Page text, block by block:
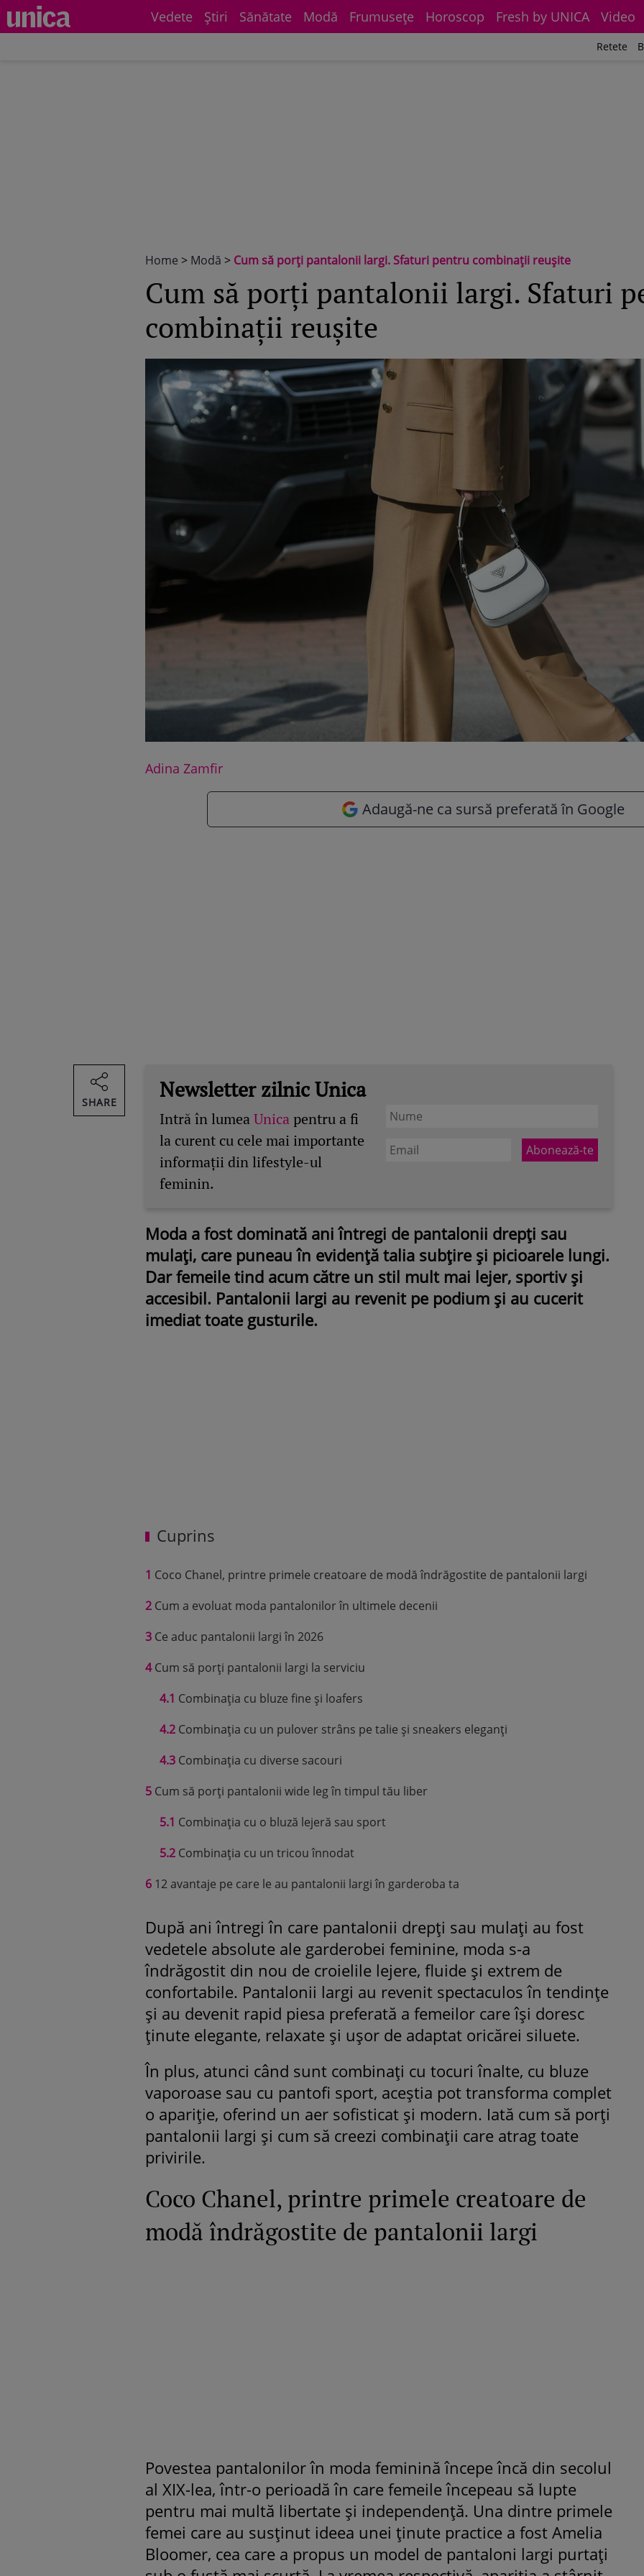
Vedete Știri Sănătate Modă Frumuseţe Horoscop Fresh by UNICA Video
Retete
Home > Modă > Cum să porţi pantalonii largi. Sfaturi pentru combinaţii reuşite
Cum să porţi pantalonii largi. Sfaturi
combinaţii reuşite
Adina Zamfir
Adaugă-ne ca sursă preferată în Google
Newsletter zilnic Unica
Intră în lumeaUnica pentru a fi
la curent cu cele mai importante
informații din lifestyle-ul
feminin.
Moda a fost dominată ani întregi de pantalonii drepți sau
mulați, care puneau în evidență talia subțire și picioarele lungi.
Dar femeile tind acum către un stil mult mai lejer, sportiv și
accesibil. Pantalonii largi au revenit pe podium și au cucerit
imediat toate gusturile.
Cuprins
1 Coco Chanel, printre primele creatoare de modă îndrăgostite de pantalonii largi
2 Cum a evoluat moda pantalonilor în ultimele decenii
3 Ce aduc pantalonii largi în 2026
4Cum să porți pantalonii largi la serviciu
4.1 Combinația cu bluze fine și loafers
4.2 Combinația cu un pulover strâns pe talie și sneakers eleganți
4.3 Combinația cu diverse sacouri
5 Cum să porți pantalonii wide leg în timpul tău liber
5.1 Combinația cu o bluză lejeră sau sport
5.2 Combinația cu un tricou înnodat
6 12 avantaje pe care le au pantalonii largi în garderoba ta
După ani întregi în care pantalonii drepți sau mulați au fost
vedetele absolute ale garderobei feminine, moda s-a
îndrăgostit din nou de croielile lejere, fluide și extrem de
confortabile. Pantalonii largi au revenit spectaculos în tendințe
și au devenit rapid piesa preferată a femeilor care își doresc
ținute elegante, relaxate și ușor de adaptat oricărei siluete.
În plus, atunci când sunt combinați cu tocuri înalte, cu bluze
vaporoase sau cu pantofi sport, aceștia pot transforma complet
o apariție, oferind un aer sofisticat și modern. Iată cum să porți
pantalonii largi și cum să creezi combinații care atrag toate
privirile.
Coco Chanel, printre primele creatoare de
modă îndrăgostite de pantalonii largi
Povestea pantalonilor în moda feminină începe încă din secolul
al XIX-lea, într-o perioadă în care femeile începeau să lupte
pentru mai multă libertate și independență. Una dintre primele
femei care au susținut ideea unei ținute practice a fost Amelia
Bloomer, cea care a propus un model de pantaloni largi purtați
SHARE